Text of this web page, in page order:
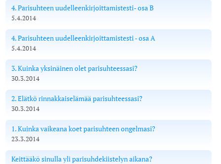
4. Parisuhteen uudelleenkirjoittamistesti- osa B
5.4.2014
4. Parisuhteen uudelleenkirjoittamistesti - osa A
5.4.2014
3. Kuinka yksinäinen olet parisuhteessasi?
30.3.2014
2. Elätkö rinnakkaiselämää parisuhteessasi?
30.3.2014
1. Kuinka vaikeana koet parisuhteen ongelmasi?
23.3.2014
Keittääkö sinulla yli parisuhdekiistelyn aikana?